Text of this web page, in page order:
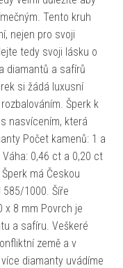
Tento kruh
nejen pro svoji
tedy svoji lásku o
diamantů a safírů
si žádá luxusní
Šperk k
nasvícením, která
Počet kamenů: 1 a
Váha: 0,46 ct a 0,20 ct
má Českou
1000. Šíře
x 8 mm Povrch je
a safíru. Veškeré
země a v
diamanty uvádíme